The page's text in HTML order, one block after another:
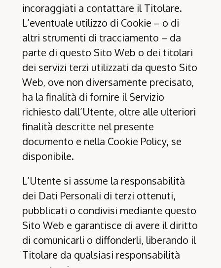
incoraggiati a contattare il Titolare.
L’eventuale utilizzo di Cookie – o di
altri strumenti di tracciamento – da
parte di questo Sito Web o dei titolari
dei servizi terzi utilizzati da questo Sito
Web, ove non diversamente precisato,
ha la finalità di fornire il Servizio
richiesto dall’Utente, oltre alle ulteriori
finalità descritte nel presente
documento e nella Cookie Policy, se
disponibile.
L’Utente si assume la responsabilità
dei Dati Personali di terzi ottenuti,
pubblicati o condivisi mediante questo
Sito Web e garantisce di avere il diritto
di comunicarli o diffonderli, liberando il
Titolare da qualsiasi responsabilità